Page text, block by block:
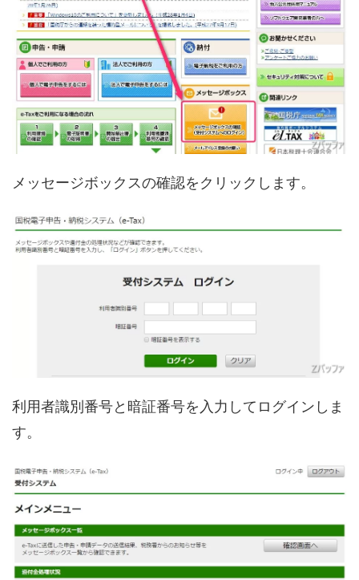
メッセージボックスの確認をクリックします。
利用者識別番号と暗証番号を入力してログインしま
す。